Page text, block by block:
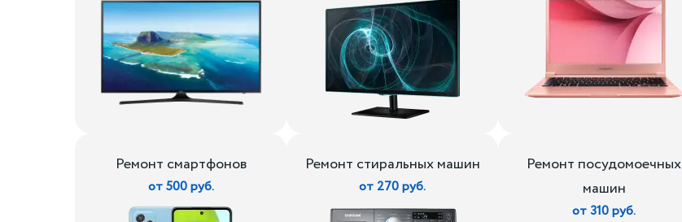
Ремонт смартфонов
от 500 руб.
Ремонт стиральных машин
от 270 руб.
Ремонт посудомоечных
машин
от 310 руб.